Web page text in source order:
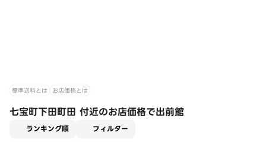
標準送料とは お店価格とは
七宝町下田町田 付近のお店価格で出前館
ランキング順 フィルター